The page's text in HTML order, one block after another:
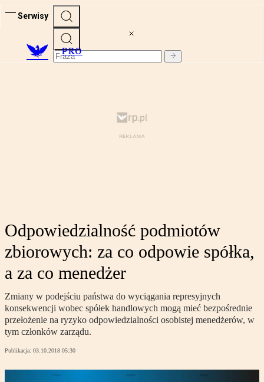
Serwisy
PRO
Odpowiedzialność podmiotów
zbiorowych: za co odpowie spółka,
a za co menedżer
Zmiany w podejściu państwa do wyciągania represyjnych
konsekwencji wobec spółek handlowych mogą mieć bezpośrednie
przełożenie na ryzyko odpowiedzialności osobistej menedżerów, w
tym członków zarządu.
Publikacja: 03.10.2018 05:30